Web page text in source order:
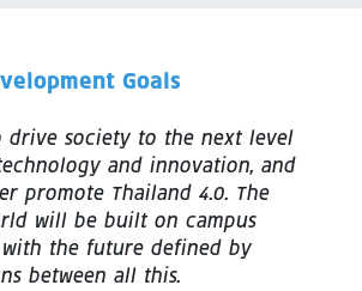
Goals
drive society to the next level
and innovation, and
promote Thailand 4.0. The
will be built on campus
with the future defined by
between all this.